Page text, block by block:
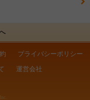
プライバシーポリシー
運営会社